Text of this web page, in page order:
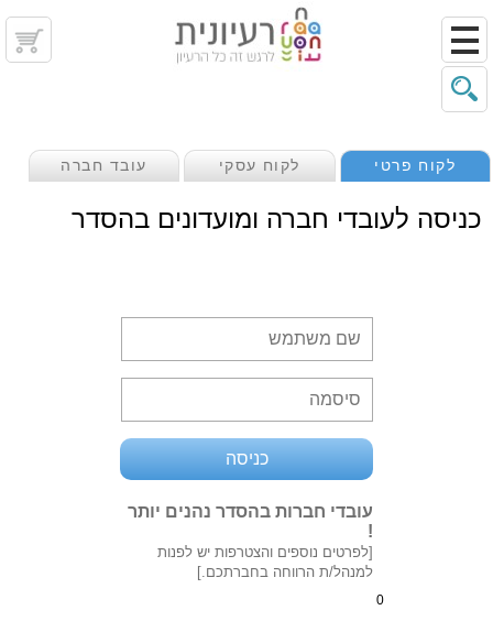
לקוח פרטי לקוח עסקי עובד חברה
כניסה לעובדי חברה ומועדונים בהסדר
עובדי חברות בהסדר נהנים יותר
!
[לפרטים נוספים והצטרפות יש לפנות
למנהל/ת הרווחה בחברתכם.]
0